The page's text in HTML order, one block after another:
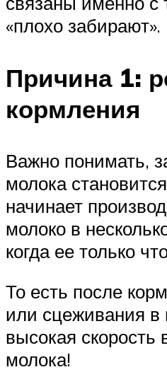
«плохо забирают».
Причина 1:
кормления
Важно понимать,
молока
начинает
молоко в
когда ее только
То есть после
или сцеживания в
высокая скорость
молока!